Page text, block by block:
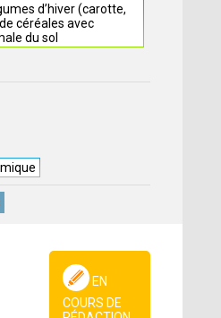
d’hiver (carotte,
céréales avec
du sol
EN
COURS DE